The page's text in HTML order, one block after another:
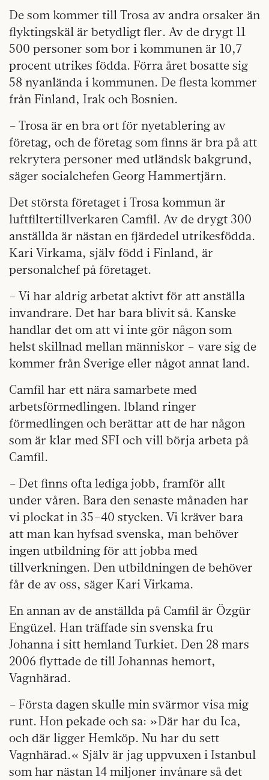
De som kommer till Trosa av andra orsaker än
flyktingskäl är betydligt fler. Av de drygt 11
500 personer som bor i kommunen är 10,7
procent utrikes födda. Förra året bosatte sig
58 nyanlända i kommunen. De flesta kommer
från Finland, Irak och Bosnien.
– Trosa är en bra ort för nyetablering av
företag, och de företag som finns är bra på att
rekrytera personer med utländsk bakgrund,
säger socialchefen Georg Hammertjärn.
Det största företaget i Trosa kommun är
luftfiltertillverkaren Camfil. Av de drygt 300
anställda är nästan en fjärdedel utrikesfödda.
Kari Virkama, själv född i Finland, är
personalchef på företaget.
– Vi har aldrig arbetat aktivt för att anställa
invandrare. Det har bara blivit så. Kanske
handlar det om att vi inte gör någon som
helst skillnad mellan människor – vare sig de
kommer från Sverige eller något annat land.
Camfil har ett nära samarbete med
arbetsförmedlingen. Ibland ringer
förmedlingen och berättar att de har någon
som är klar med SFI och vill börja arbeta på
Camfil.
– Det finns ofta lediga jobb, framför allt
under våren. Bara den senaste månaden har
vi plockat in 35–40 stycken. Vi kräver bara
att man kan hyfsad svenska, man behöver
ingen utbildning för att jobba med
tillverkningen. Den utbildningen de behöver
får de av oss, säger Kari Virkama.
En annan av de anställda på Camfil är Özgür
Engüzel. Han träffade sin svenska fru
Johanna i sitt hemland Turkiet. Den 28 mars
2006 flyttade de till Johannas hemort,
Vagnhärad.
– Första dagen skulle min svärmor visa mig
runt. Hon pekade och sa: »Där har du Ica,
och där ligger Hemköp. Nu har du sett
Vagnhärad.« Själv är jag uppvuxen i Istanbul
som har nästan 14 miljoner invånare så det